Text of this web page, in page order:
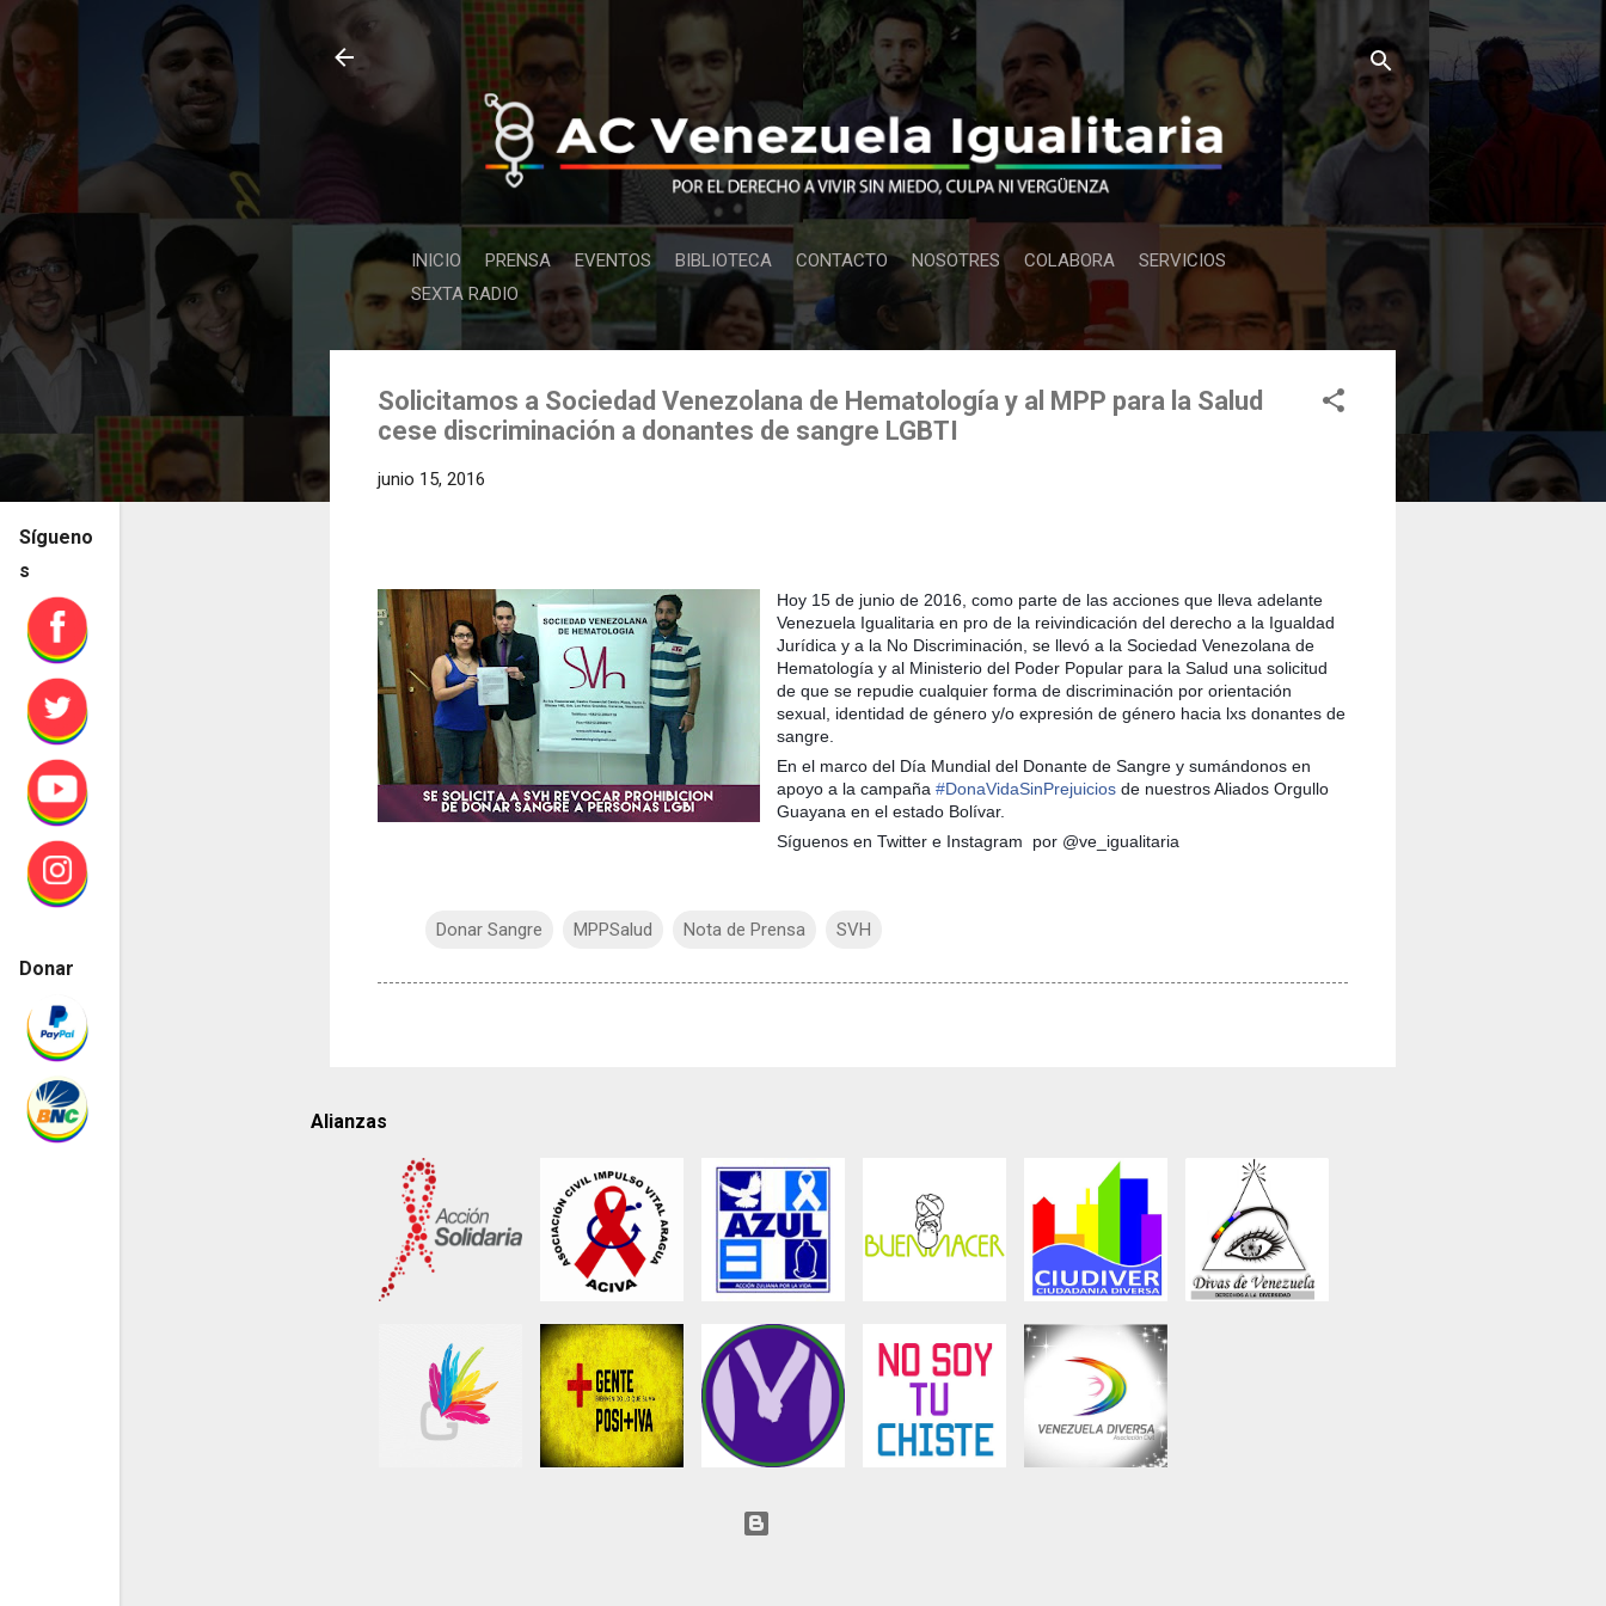
Ir al contenido principal
INICIO PRENSA EVENTOS BIBLIOTECA CONTACTO NOSOTRES COLABORA
SERVICIOS
SEXTA RADIO
Solicitamos a Sociedad Venezolana de Hematología y al MPP para la Salud
cese discriminación a donantes de sangre LGBTI
junio 15, 2016
Hoy 15 de junio de 2016, como parte de las acciones que lleva adelante
Venezuela Igualitaria en pro de la reivindicación del derecho a la Igualdad
Jurídica y a la No Discriminación, se llevó a la Sociedad Venezolana de
Hematología y al Ministerio del Poder Popular para la Salud una solicitud
de que se repudie cualquier forma de discriminación por orientación
sexual, identidad de género y/o expresión de género hacia lxs donantes de
sangre.
En el marco del Día Mundial del Donante de Sangre y sumándonos en
apoyo a la campaña #DonaVidaSinPrejuicios de nuestros Aliados Orgullo
Guayana en el estado Bolívar.
Síguenos en Twitter e Instagram por @ve_igualitaria
Donar Sangre MPPSalud Nota de Prensa SVH
Alianzas
Sígueno
s
Donar